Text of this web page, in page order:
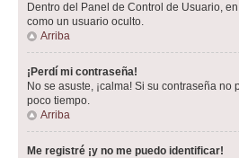
Dentro del Panel de Control de Usuario,
como un usuario oculto.
Arriba
¡Perdí mi contraseña!
No se asuste, ¡calma! Si su contraseña
poco tiempo.
Arriba
Me registré ¡y no me puedo identificar!